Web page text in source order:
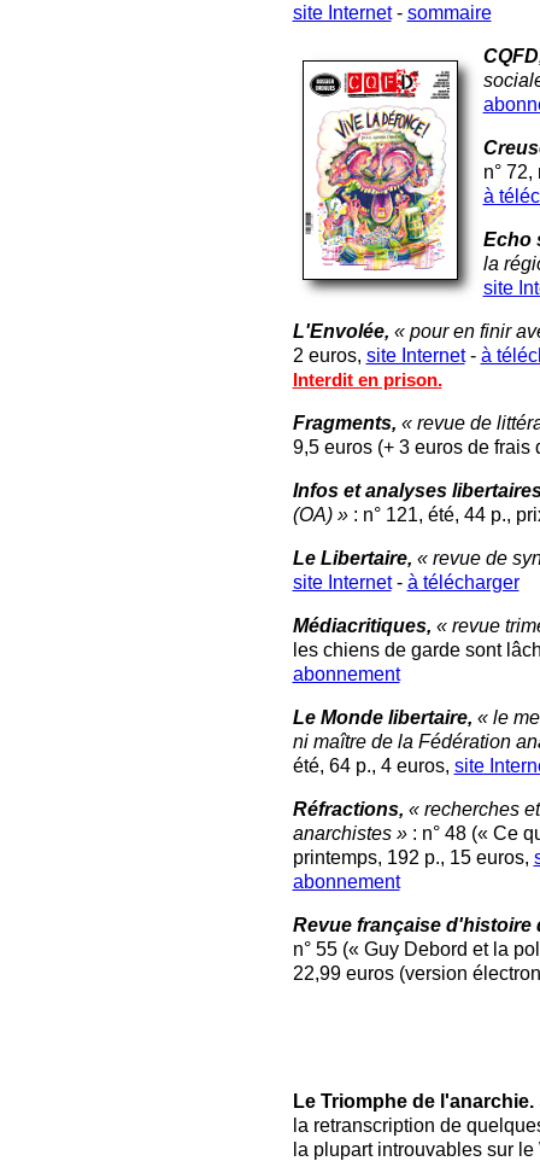
site Internet- sommaire
n°
à
Echo
la
site
L'Envolée, « pour en finir
2 euros, site Internet- à
Interdit en prison.
Fragments, « revue de
9,5 euros (+ 3 euros de frais
Infos et analyses
(OA) »: n° 121, été, 44 p.,
Le Libertaire, « revue de
site Internet- à télécharger
Médiacritiques, « revue
les chiens de garde sont
abonnement
Le Monde libertaire, « le
ni maître de la Fédération
été, 64 p., 4 euros, site
Réfractions, « recherches
anarchistes » : n° 48 (« Ce
printemps, 192 p., 15 euros,
abonnement
Revue française d'histoire
n° 55 (« Guy Debord et la
22,99 euros (version
Le Triomphe de l'anarchie.
la retranscription de
la plupart introuvables sur